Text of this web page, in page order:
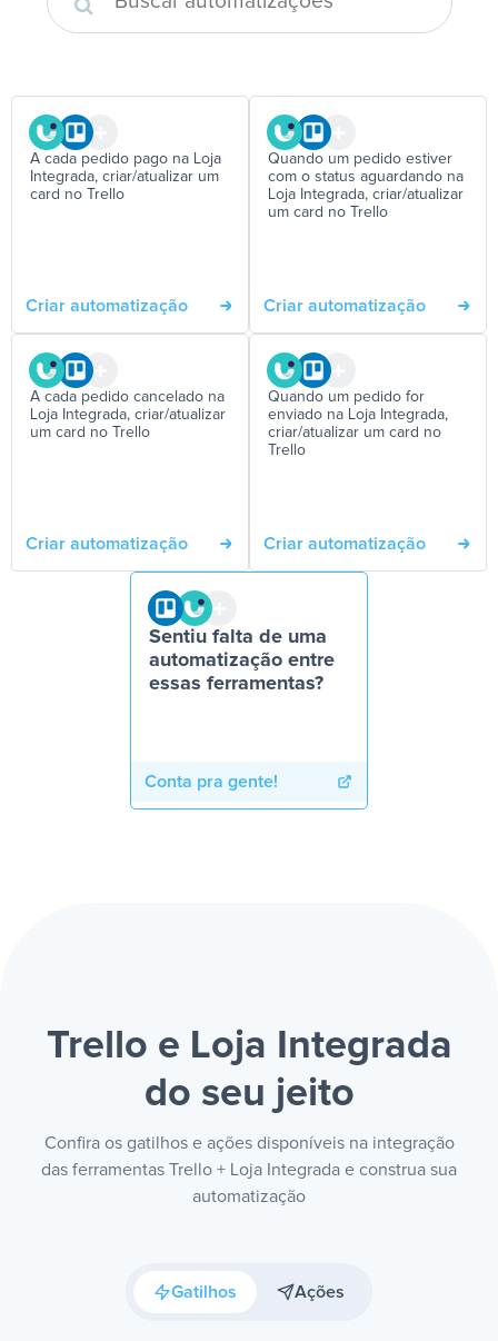
A cada pedido pago na Loja
Integrada, criar/atualizar um
card no Trello
Criar automatização
Quando um pedido estiver
com o status aguardando na
Loja Integrada, criar/atualizar
um card no Trello
Criar automatização
A cada pedido cancelado na
Loja Integrada, criar/atualizar
um card no Trello
Criar automatização
Quando um pedido for
enviado na Loja Integrada,
criar/atualizar um card no
Trello
Criar automatização
Sentiu falta de uma
automatização entre
essas ferramentas?
Conta pra gente!
Trello e Loja Integrada
do seu jeito
Confira os gatilhos e ações disponíveis na integração
das ferramentas Trello + Loja Integrada e construa sua
automatização
Gatilhos Ações